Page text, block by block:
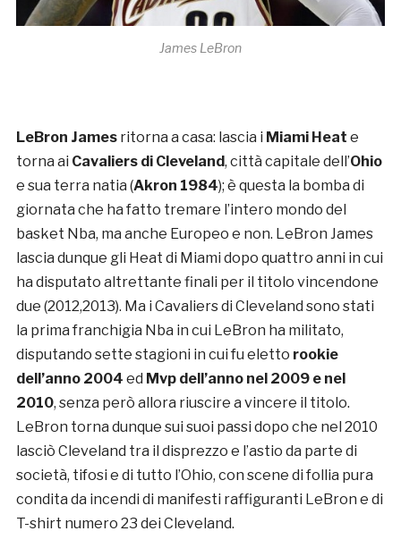
James LeBron
LeBron Jamesritorna a casa: lascia i Miami Heat e
torna ai Cavaliers di Cleveland, città capitale dell’Ohio
e sua terra natia (Akron 1984); è questa la bomba di
giornata che ha fatto tremare l’intero mondo del
basket Nba, ma anche Europeo e non. LeBron James
lascia dunque gli Heat di Miami dopo quattro anni in cui
ha disputato altrettante finali per il titolo vincendone
due (2012,2013). Ma i Cavaliers di Cleveland sono stati
la prima franchigia Nba in cui LeBron ha militato,
disputando sette stagioni in cui fu eletto rookie
dell’anno 2004 ed Mvp dell’anno nel 2009 e nel
2010, senza però allora riuscire a vincere il titolo.
LeBron torna dunque sui suoi passi dopo che nel 2010
lasciò Cleveland tra il disprezzo e l’astio da parte di
società, tifosi e di tutto l’Ohio, con scene di follia pura
condita da incendi di manifesti raffiguranti LeBron e di
T-shirt numero 23 dei Cleveland.